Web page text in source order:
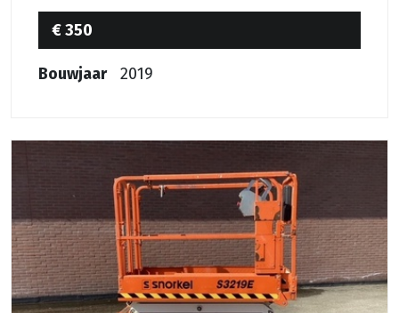
€ 350
Bouwjaar 2019